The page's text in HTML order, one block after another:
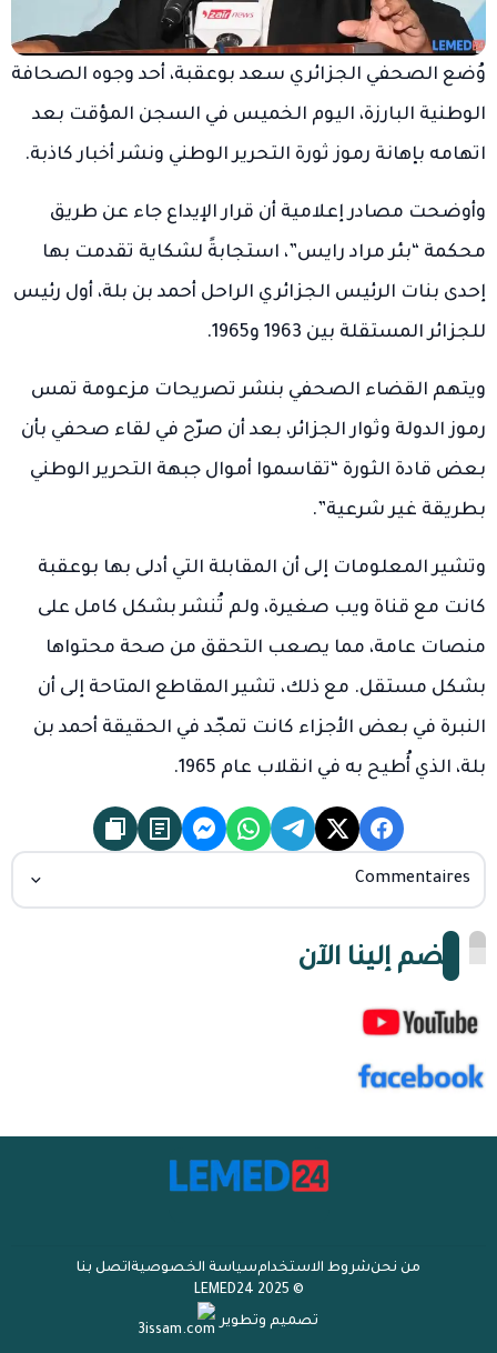
وُضع الصحفي الجزائري سعد بوعقبة، أحد وجوه الصحافة
الوطنية البارزة، اليوم الخميس في السجن المؤقت بعد
اتهامه بإهانة رموز ثورة التحرير الوطني ونشر أخبار كاذبة.
وأوضحت مصادر إعلامية أن قرار الإيداع جاء عن طريق
محكمة “بئر مراد رايس”، استجابةً لشكاية تقدمت بها
إحدى بنات الرئيس الجزائري الراحل أحمد بن بلة، أول رئيس
للجزائر المستقلة بين 1963 و1965.
ويتهم القضاء الصحفي بنشر تصريحات مزعومة تمس
رموز الدولة وثوار الجزائر، بعد أن صرّح في لقاء صحفي بأن
بعض قادة الثورة “تقاسموا أموال جبهة التحرير الوطني
بطريقة غير شرعية”.
وتشير المعلومات إلى أن المقابلة التي أدلى بها بوعقبة
كانت مع قناة ويب صغيرة، ولم تُنشر بشكل كامل على
منصات عامة، مما يصعب التحقق من صحة محتواها
بشكل مستقل. مع ذلك، تشير المقاطع المتاحة إلى أن
النبرة في بعض الأجزاء كانت تمجّد في الحقيقة أحمد بن
بلة، الذي أُطيح به في انقلاب عام 1965.
Commentaires
انضم إلينا الآن
من نحنشروط الاستخدامسياسة الخصوصيةاتصل بنا
© 2025 LEMED24
تصميم وتطوير